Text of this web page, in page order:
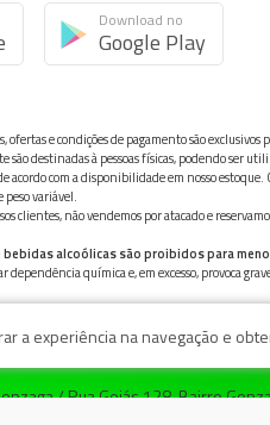
Download no
Google Play
ofertas e condições de pagamento são
são destinadas à pessoas físicas, podendo ser
acordo com a disponibilidade em nosso
variável.
clientes, não vendemos por atacado e
bebidas alcoólicas são proibidos para
dependência química e, em excesso, provoca
/ Rua Goiás 128, Bairro
a experiência na navegação e